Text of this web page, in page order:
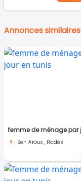
Annonces similaires
Ben Arous , Radès